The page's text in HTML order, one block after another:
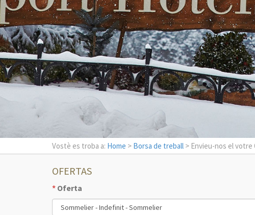
Vostè es troba a: Home > Borsa de treball > Envieu-nos el votre
OFERTAS
* Oferta